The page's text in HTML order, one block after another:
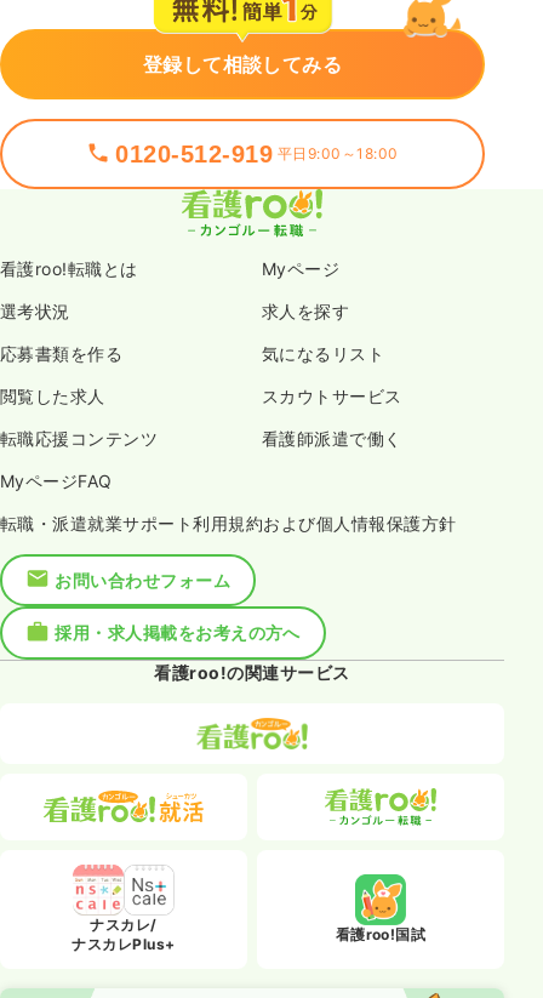
登録して相談してみる
0120-512-919 平日9:00～18:00
看護roo!転職とは Myページ
選考状況 求人を探す
応募書類を作る 気になるリスト
閲覧した求人 スカウトサービス
転職応援コンテンツ 看護師派遣で働く
MyページFAQ
転職・派遣就業サポート利用規約および個人情報保護方針
お問い合わせフォーム
採用・求人掲載をお考えの方へ
看護roo!の関連サービス
ナスカレ/
ナスカレPlus+
看護roo!国試